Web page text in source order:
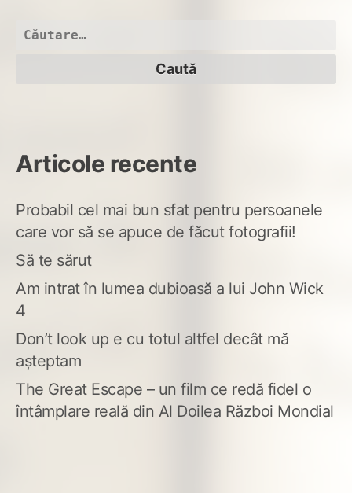
Caută
Articole recente
Probabil cel mai bun sfat pentru persoanele
care vor să se apuce de făcut fotografii!
Să te sărut
Am intrat în lumea dubioasă a lui John Wick
4
Don’t look up e cu totul altfel decât mă
așteptam
The Great Escape – un film ce redă fidel o
întâmplare reală din Al Doilea Război Mondial